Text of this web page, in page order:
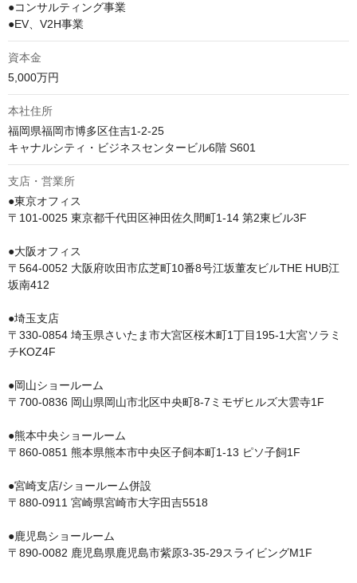
●コンサルティング事業
●EV、V2H事業
資本金
5,000万円
本社住所
福岡県福岡市博多区住吉1-2-25
キャナルシティ・ビジネスセンタービル6階 S601
支店・営業所
●東京オフィス
〒101-0025 東京都千代田区神田佐久間町1-14 第2東ビル3F
●大阪オフィス
〒564-0052 大阪府吹田市広芝町10番8号江坂董友ビルTHE HUB江
坂南412
●埼玉支店
〒330-0854 埼玉県さいたま市大宮区桜木町1丁目195-1大宮ソラミ
チKOZ4F
●岡山ショールーム
〒700-0836 岡山県岡山市北区中央町8-7ミモザヒルズ大雲寺1F
●熊本中央ショールーム
〒860-0851 熊本県熊本市中央区子飼本町1-13 ピソ子飼1F
●宮崎支店/ショールーム併設
〒880-0911 宮崎県宮崎市大字田吉5518
●鹿児島ショールーム